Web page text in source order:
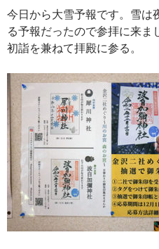
今日から大雪予報です。雪は
る予報だったので参拝に来ま
初詣を兼ねて拝殿に参る。